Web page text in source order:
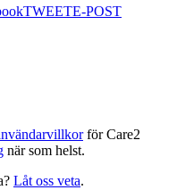
TWEETE-POST
för Care2
när som helst.
Låt oss veta.